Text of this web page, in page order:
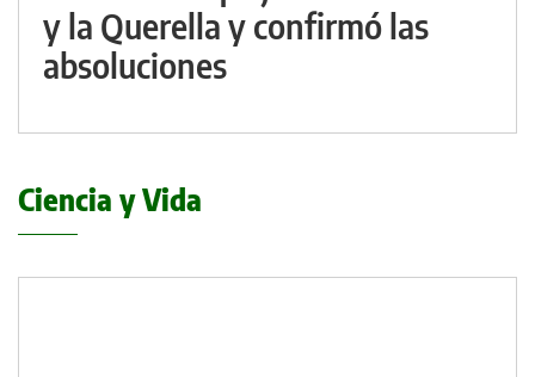
y la Querella y confirmó las
absoluciones
Ciencia y Vida